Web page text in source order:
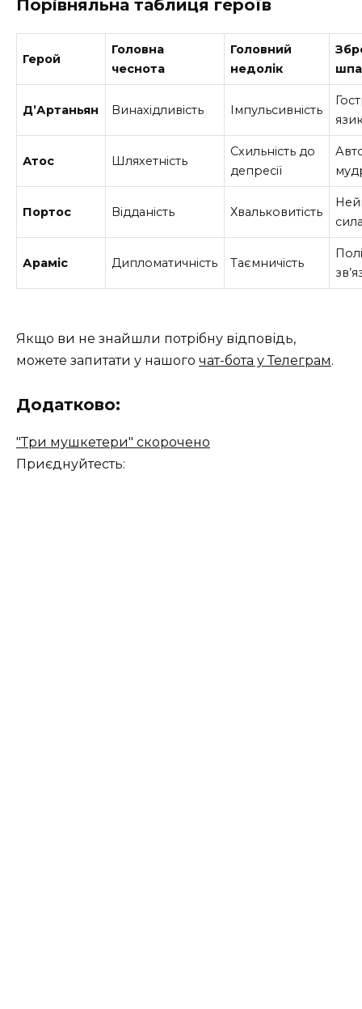
Порівняльна таблиця героїв
Герой
Головна
чеснота
Головний
недолік
Д’Артаньян Винахідливість Імпульсивність
Атос Шляхетність
Схильність до
депресії
Портос Відданість Хвальковитість
Араміс Дипломатичність Таємничість
Якщо ви не знайшли потрібну відповідь,
можете запитати у нашого чат-бота у Телеграм.
Додатково:
"Три мушкетери" скорочено
Приєднуйтесть: